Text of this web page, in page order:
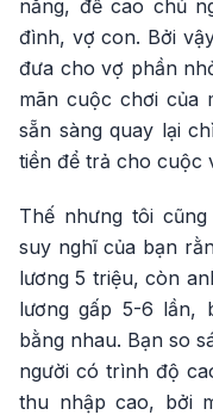
năng, đề cao chủ
đình, vợ con. Bởi
đưa cho vợ phần
mãn cuộc chơi của
sẵn sàng quay lại
tiền để trả cho cuộc
Thế nhưng tôi
suy nghĩ của bạn
lương 5 triệu, còn
lương gấp 5-6 lần,
bằng nhau. Bạn so
người có trình độ
thu nhập cao, bởi